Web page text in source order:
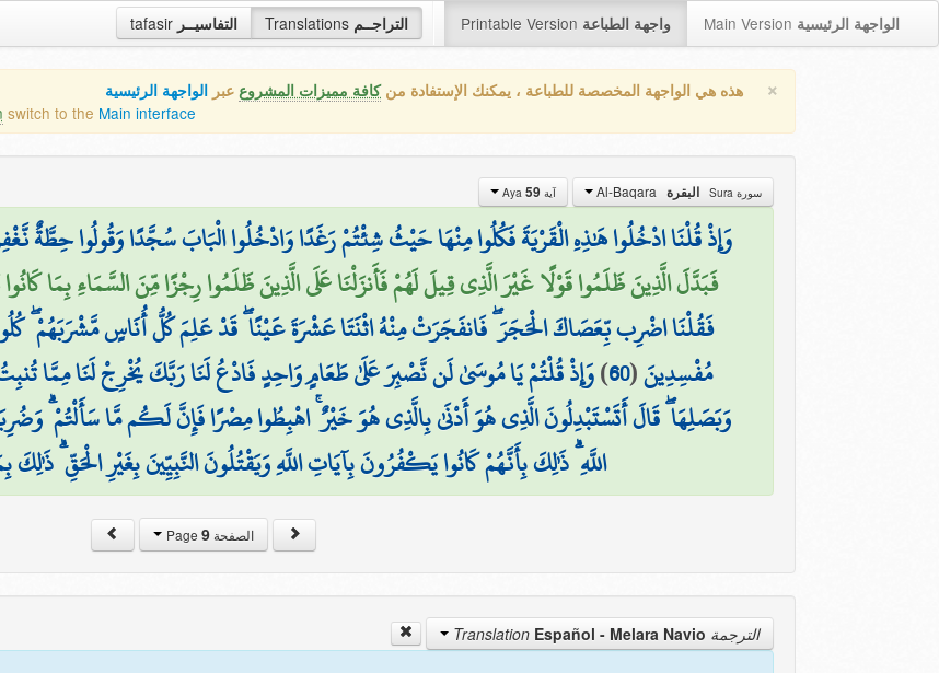
tafasir التفاسيــر Translations التراجــم Printable Version واجهة الطباعة Main Version الواجهة الرئيسية
× هذه هي الواجهة المخصصة للطباعة ، يمكنك الإستفادة منكافة مميزات المشروع عبر الواجهة الرئيسية
switch to the Main interface
سورة Sura البقرة آية Aya 59
وَإِذْ قُلْنَا ادْخُلُوا هَٰذِهِ الْقَرْيَةَ فَكُلُوا مِنْهَا حَيْثُ شِئْتُمْ رَغَدًا وَادْخُلُوا الْبَابَ سُجَّدًا وَقُولُوا
فَبَدَّلَ الَّذِينَ ظَلَمُوا قَوْلًا غَيْرَ الَّذِي قِيلَ لَهُمْ فَأَنزَلْنَا عَلَى الَّذِينَ ظَلَمُوا رِجْزًا مِّنَ السَّمَاءِ بِمَا
فَقُلْنَا اضْرِب بِّعَصَاكَ الْحَجَرَ ۖ فَانفَجَرَتْ مِنْهُ اثْنَتَا عَشْرَةَ عَيْنًا ۖ قَدْ عَلِمَ كُلُّ أُنَاسٍ مَّشْرَبَهُمْ
مُفْسِدِينَ(
60
)وَإِذْ قُلْتُمْ يَا مُوسَىٰ لَن نَّصْبِرَ عَلَىٰ طَعَامٍ وَاحِدٍ فَادْعُ لَنَا رَبَّكَ يُخْرِجْ لَنَا مِمَّا
وَبَصَلِهَا ۖ قَالَ أَتَسْتَبْدِلُونَ الَّذِي هُوَ أَدْنَىٰ بِالَّذِي هُوَ خَيْرٌ ۚ اهْبِطُوا مِصْرًا فَإِنَّ لَكُم مَّا سَأَلْتُمْ
اللَّهِ ۗ ذَٰلِكَ بِأَنَّهُمْ كَانُوا يَكْفُرُونَ بِآيَاتِ اللَّهِ وَيَقْتُلُونَ النَّبِيِّينَ بِغَيْرِ الْحَقِّ ۗ ذَٰلِكَ
الصفحة Page9
الترجمة Translation Español - Melara Navio